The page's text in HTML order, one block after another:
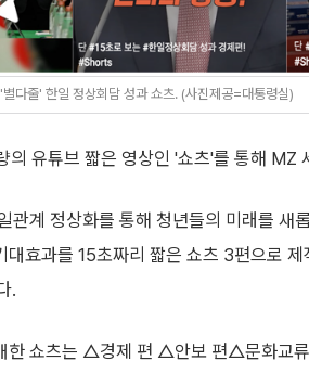
다줄' 한일 정상회담 성과 쇼츠. (사진제공=대통령실)
의 유튜브 짧은 영상인 '쇼츠'를 통해 MZ
관계 정상화를 통해 청년들의 미래를 새
대효과를 15초짜리 짧은 쇼츠 3편으로 제
.
한 쇼츠는 △경제 편 △안보 편△문화교